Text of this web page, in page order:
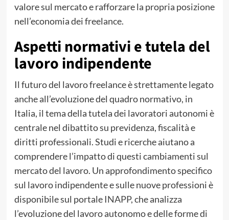
valore sul mercato e rafforzare la propria posizione
nell’economia dei freelance.
Aspetti normativi e tutela del
lavoro indipendente
Il futuro del lavoro freelance è strettamente legato
anche all’evoluzione del quadro normativo, in
Italia, il tema della tutela dei lavoratori autonomi è
centrale nel dibattito su previdenza, fiscalità e
diritti professionali. Studi e ricerche aiutano a
comprendere l’impatto di questi cambiamenti sul
mercato del lavoro. Un approfondimento specifico
sul lavoro indipendente e sulle nuove professioni è
disponibile sul portale INAPP, che analizza
l’evoluzione del lavoro autonomo e delle forme di